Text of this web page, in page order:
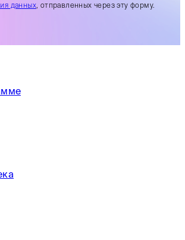
данных, отправленных через эту форму.